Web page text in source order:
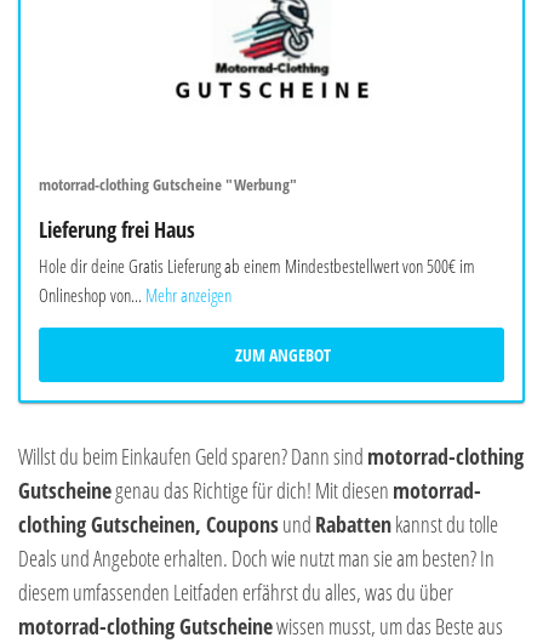
motorrad-clothing Gutscheine "Werbung"
Lieferung frei Haus
Hole dir deine Gratis Lieferung ab einem Mindestbestellwert von 500€ im
Onlineshop von... Mehr anzeigen
ZUM ANGEBOT
Willst du beim Einkaufen Geld sparen? Dann sind motorrad-clothing
Gutscheinegenau das Richtige für dich! Mit diesen motorrad-
clothing Gutscheinen, Couponsund Rabattenkannst du tolle
Deals und Angebote erhalten. Doch wie nutzt man sie am besten? In
diesem umfassenden Leitfaden erfährst du alles, was du über
motorrad-clothing Gutscheinewissen musst, um das Beste aus